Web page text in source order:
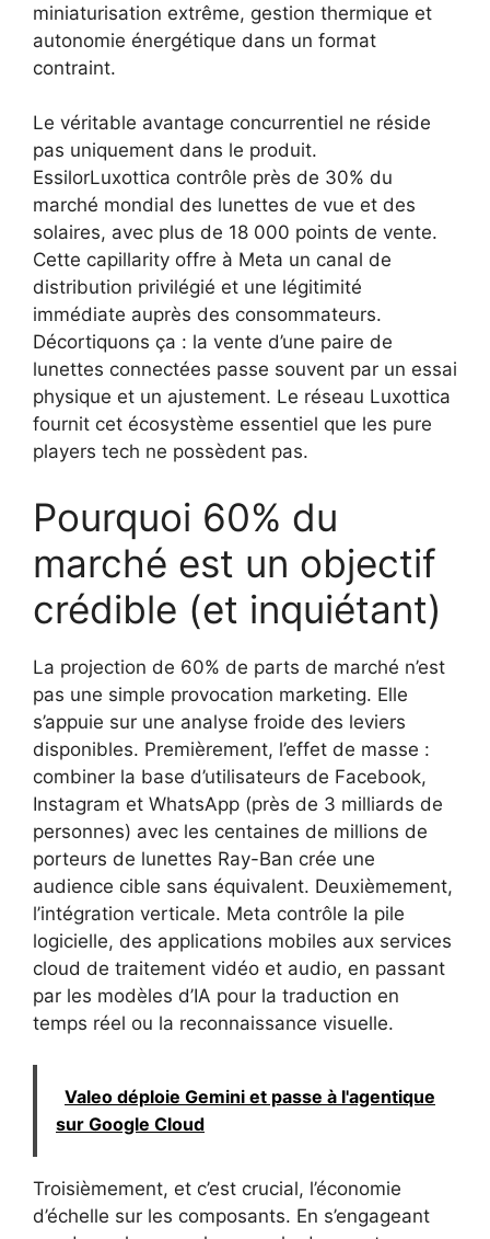
miniaturisation extrême, gestion thermique et
autonomie énergétique dans un format
contraint.
Le véritable avantage concurrentiel ne réside
pas uniquement dans le produit.
EssilorLuxottica contrôle près de 30% du
marché mondial des lunettes de vue et des
solaires, avec plus de 18 000 points de vente.
Cette capillarity offre à Meta un canal de
distribution privilégié et une légitimité
immédiate auprès des consommateurs.
Décortiquons ça : la vente d’une paire de
lunettes connectées passe souvent par un essai
physique et un ajustement. Le réseau Luxottica
fournit cet écosystème essentiel que les pure
players tech ne possèdent pas.
Pourquoi 60% du
marché est un objectif
crédible (et inquiétant)
La projection de 60% de parts de marché n’est
pas une simple provocation marketing. Elle
s’appuie sur une analyse froide des leviers
disponibles. Premièrement, l’effet de masse :
combiner la base d’utilisateurs de Facebook,
Instagram et WhatsApp (près de 3 milliards de
personnes) avec les centaines de millions de
porteurs de lunettes Ray-Ban crée une
audience cible sans équivalent. Deuxièmement,
l’intégration verticale. Meta contrôle la pile
logicielle, des applications mobiles aux services
cloud de traitement vidéo et audio, en passant
par les modèles d’IA pour la traduction en
temps réel ou la reconnaissance visuelle.
Valeo déploie Gemini et passe à l'agentique
sur Google Cloud
Troisièmement, et c’est crucial, l’économie
d’échelle sur les composants. En s’engageant